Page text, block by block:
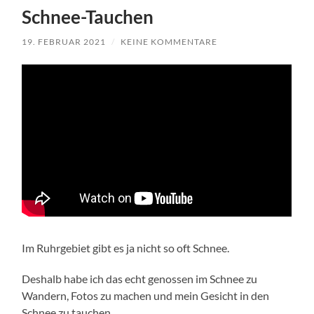
Schnee-Tauchen
19. FEBRUAR 2021 / KEINE KOMMENTARE
Im Ruhrgebiet gibt es ja nicht so oft Schnee.
Deshalb habe ich das echt genossen im Schnee zu
Wandern, Fotos zu machen und mein Gesicht in den